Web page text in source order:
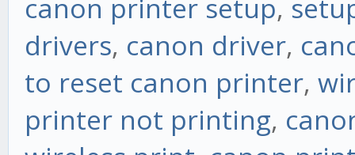
canon printer setup,
drivers, canon driver,
to reset canon printer,
printer not printing,